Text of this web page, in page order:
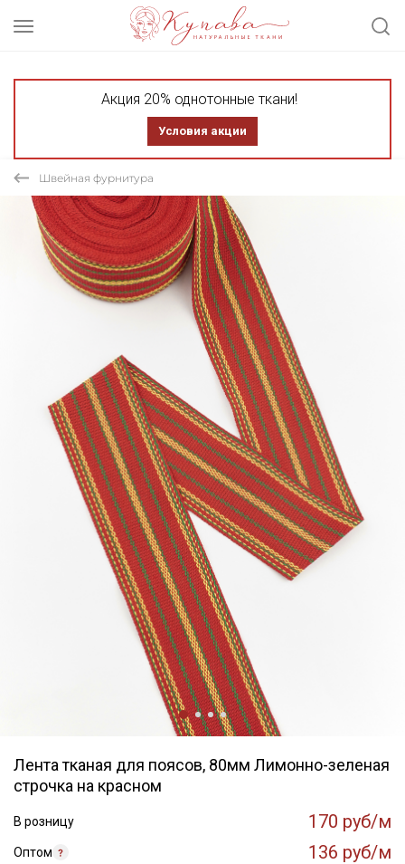
Акция 20% однотонные ткани!
Условия акции
Швейная фурнитура
Лента тканая для поясов, 80мм Лимонно-зеленая
строчка на красном
В розницу 170 руб/м
Оптом 136 руб/м